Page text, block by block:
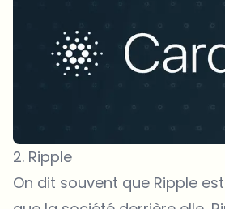
2. Ripple
On dit souvent que Ripple